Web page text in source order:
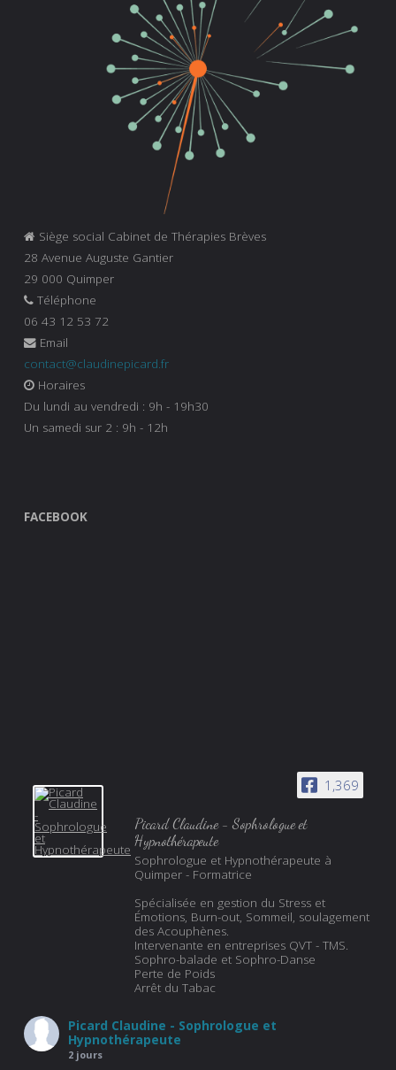
Siège social Cabinet de Thérapies Brèves
28 Avenue Auguste Gantier
29 000 Quimper
Téléphone
06 43 12 53 72
Email
contact@claudinepicard.fr
Horaires
Du lundi au vendredi : 9h - 19h30
Un samedi sur 2 : 9h - 12h
FACEBOOK
1,369
Picard Claudine - Sophrologue et
Hypnothérapeute
Sophrologue et Hypnothérapeute à
Quimper - Formatrice
Spécialisée en gestion du Stress et
Émotions, Burn-out, Sommeil, soulagement
des Acouphènes.
Intervenante en entreprises QVT - TMS.
Sophro-balade et Sophro-Danse
Perte de Poids
Arrêt du Tabac
Picard Claudine - Sophrologue et
Hypnothérapeute
2 jours